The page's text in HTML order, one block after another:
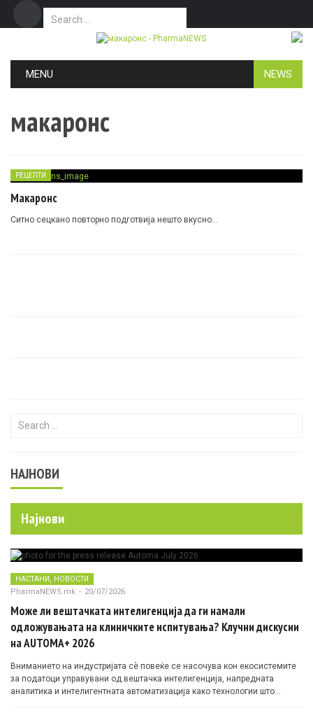
Search for:
MENU NEWS
макаронс
РЕЦЕПТИ
Макаронс
Ситно сецкано повторно подготвија нешто вкусно…
Search for:
НАЈНОВИ
Најнови
НАСТАНИ НОВОСТИ
PharmaNEWS.mk - 20/07/2026
Може ли вештачката интелигенција да ги намали
одложувањата на клиничките испитувања? Клучни дискусии
на AUTOMA+ 2026
Вниманието на индустријата сè повеќе се насочува кон екосистемите
за податоци управувани од вештачка интелигенција, напредната
аналитика и интелигентната автоматизација како технологии што